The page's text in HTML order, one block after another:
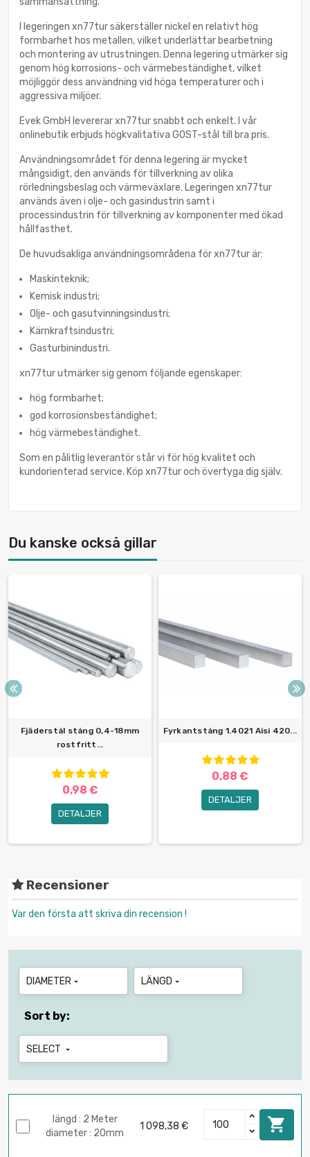
I legeringen xn77tur säkerställer nickel en relativt hög
formbarhet hos metallen, vilket underlättar bearbetning
och montering av utrustningen. Denna legering utmärker sig
genom hög korrosions- och värmebeständighet, vilket
möjliggör dess användning vid höga temperaturer och i
aggressiva miljöer.
Evek GmbH levererar xn77tur snabbt och enkelt. I vår
onlinebutik erbjuds högkvalitativa GOST-stål till bra pris.
Användningsområdet för denna legering är mycket
mångsidigt, den används för tillverkning av olika
rörledningsbeslag och värmeväxlare. Legeringen xn77tur
används även i olje- och gasindustrin samt i
processindustrin för tillverkning av komponenter med ökad
hållfasthet.
De huvudsakliga användningsområdena för xn77tur är:
Maskinteknik;
Kemisk industri;
Olje- och gasutvinningsindustri;
Kärnkraftsindustri;
Gasturbinindustri.
xn77tur utmärker sig genom följande egenskaper:
hög formbarhet;
god korrosionsbeständighet;
hög värmebeständighet.
Som en pålitlig leverantör står vi för hög kvalitet och
kundorienterad service. Köp xn77tur och övertyga dig själv.
Du kanske också gillar
Fjäderstål stång 0,4-18mm
rostfritt...
0,98 €
DETALJER
Fyrkantstång 1.4021 Aisi 420...
0,88 €
DETALJER
Recensioner
Var den första att skriva din recension !
DIAMETER  LÄNGD 
Sort by:
SELECT 
längd : 2 Meter
diameter : 20mm
1 098,38 € 